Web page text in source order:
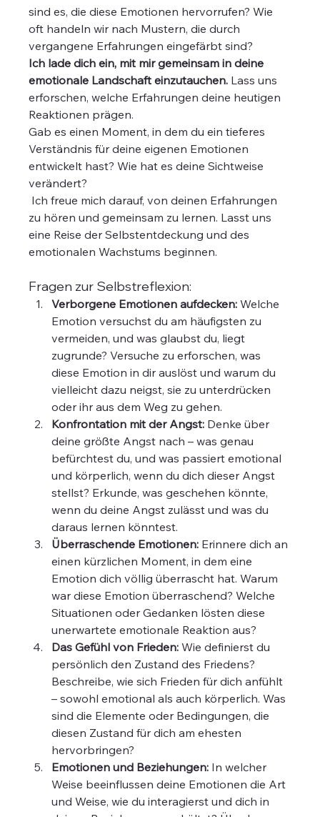
sind es, die diese Emotionen hervorrufen? Wie
oft handeln wir nach Mustern, die durch
vergangene Erfahrungen eingefärbt sind?
Ich lade dich ein, mit mir gemeinsam in deine
emotionale Landschaft einzutauchen. Lass uns
erforschen, welche Erfahrungen deine heutigen
Reaktionen prägen.
Gab es einen Moment, in dem du ein tieferes
Verständnis für deine eigenen Emotionen
entwickelt hast? Wie hat es deine Sichtweise
verändert?
Ich freue mich darauf, von deinen Erfahrungen
zu hören und gemeinsam zu lernen. Lasst uns
eine Reise der Selbstentdeckung und des
emotionalen Wachstums beginnen.
Fragen zur Selbstreflexion:
Verborgene Emotionen aufdecken: Welche
Emotion versuchst du am häufigsten zu
vermeiden, und was glaubst du, liegt
zugrunde? Versuche zu erforschen, was
diese Emotion in dir auslöst und warum du
vielleicht dazu neigst, sie zu unterdrücken
oder ihr aus dem Weg zu gehen.
Konfrontation mit der Angst: Denke über
deine größte Angst nach – was genau
befürchtest du, und was passiert emotional
und körperlich, wenn du dich dieser Angst
stellst? Erkunde, was geschehen könnte,
wenn du deine Angst zulässt und was du
daraus lernen könntest.
Überraschende Emotionen: Erinnere dich an
einen kürzlichen Moment, in dem eine
Emotion dich völlig überrascht hat. Warum
war diese Emotion überraschend? Welche
Situationen oder Gedanken lösten diese
unerwartete emotionale Reaktion aus?
Das Gefühl von Frieden: Wie definierst du
persönlich den Zustand des Friedens?
Beschreibe, wie sich Frieden für dich anfühlt
– sowohl emotional als auch körperlich. Was
sind die Elemente oder Bedingungen, die
diesen Zustand für dich am ehesten
hervorbringen?
Emotionen und Beziehungen: In welcher
Weise beeinflussen deine Emotionen die Art
und Weise, wie du interagierst und dich in